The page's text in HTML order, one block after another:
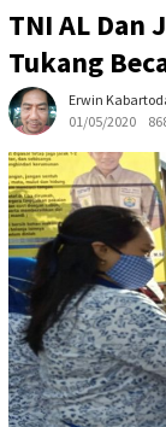
TNI AL Dan
Tukang
Erwin
01/05/2020